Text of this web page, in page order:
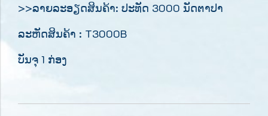
>>ລາຍລະອຽດສິນຄ້າ: ປະທັດ 3000 ນັດຕາປາ
ລະຫັດສິນຄ້າ : T3000B
ບັນຈຸ 1 ກ່ອງ